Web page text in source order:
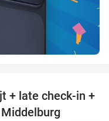
52%
+ late check-in +